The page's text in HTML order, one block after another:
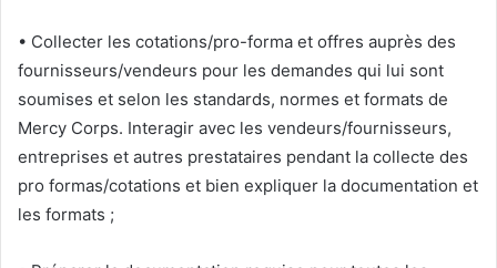
• Collecter les cotations/pro-forma et offres auprès des
fournisseurs/vendeurs pour les demandes qui lui sont
soumises et selon les standards, normes et formats de
Mercy Corps. Interagir avec les vendeurs/fournisseurs,
entreprises et autres prestataires pendant la collecte des
pro formas/cotations et bien expliquer la documentation et
les formats ;